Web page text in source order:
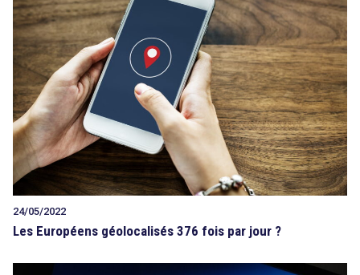
24/05/2022
Les Européens géolocalisés 376 fois par jour ?